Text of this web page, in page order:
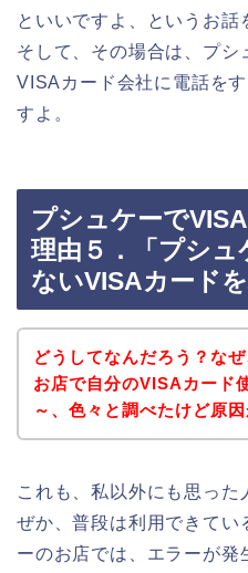
といいですよ、というお話
そして、その場合は、プシ
VISAカード会社に電話を
すよ。
プシュケーで
理由５．「プシュ
ないVISAカード
どうしてなんだろう？な
お店で自分のVISAカード
～、色々と調べたけど原
これも、私以外にも思った
ぜか、普段は利用できて
ーのお店では、エラーが発